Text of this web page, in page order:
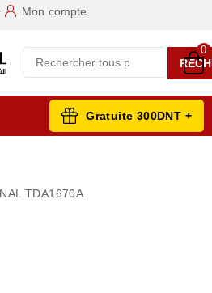
Mon compte
0
Gratuite 300DNT +
TDA1670A